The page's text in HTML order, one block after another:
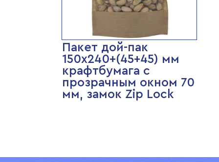
Пакет дой-пак
150х240+(45+45) мм
крафтбумага с
прозрачным окном 70
мм, замок Zip Lock